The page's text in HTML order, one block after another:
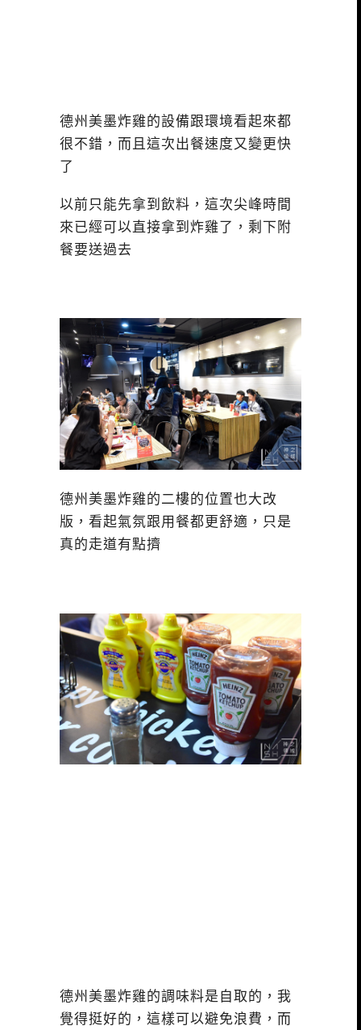
德州美墨炸雞的設備跟環境看起來都
很不錯，而且這次出餐速度又變更快
了
以前只能先拿到飲料，這次尖峰時間
來已經可以直接拿到炸雞了，剩下附
餐要送過去
德州美墨炸雞的二樓的位置也大改
版，看起氣氛跟用餐都更舒適，只是
真的走道有點擠
德州美墨炸雞的調味料是自取的，我
覺得挺好的，這樣可以避免浪費，而